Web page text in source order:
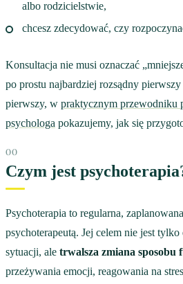
albo rodzicielstwie,
chcesz zdecydować, czy
Konsultacja nie musi oznaczać
po prostu najbardziej rozsądny
pierwszy, w praktycznym przewodniku
psychologa pokazujemy, jak się
Czym jest
Psychoterapia to regularna,
psychoterapeutą. Jej celem nie jest
sytuacji, ale trwalsza zmiana sposobu
przeżywania emocji, reagowania na